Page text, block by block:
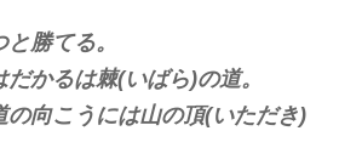
勝てる。
かるは棘(いばら)の道。
の向こうには山の頂(いただき)